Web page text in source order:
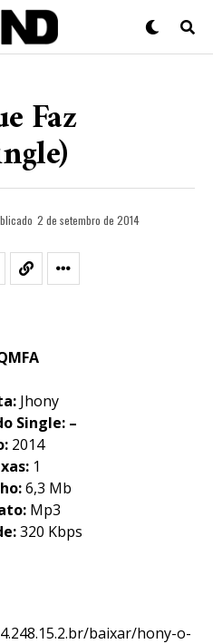
Faz
2 de setembro de 2014
Jhony
Single: –
2014
1
6,3 Mb
Mp3
320 Kbps
baixar/hony-o-